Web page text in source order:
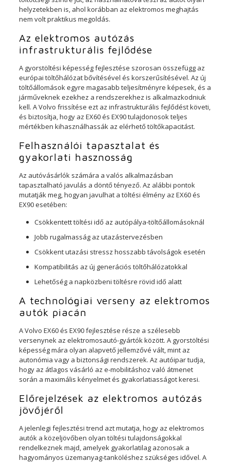
helyzetekben is, ahol korábban az elektromos meghajtás
nem volt praktikus megoldás.
Az elektromos autózás
infrastrukturális fejlődése
A gyorstöltési képesség fejlesztése szorosan összefügg az
európai töltőhálózat bővítésével és korszerűsítésével. Az új
töltőállomások egyre magasabb teljesítményre képesek, és a
járműveknek ezekhez a rendszerekhez is alkalmazkodniuk
kell. A Volvo frissítése ezt az infrastrukturális fejlődést követi,
és biztosítja, hogy az EX60 és EX90 tulajdonosok teljes
mértékben kihasználhassák az elérhető töltőkapacitást.
Felhasználói tapasztalat és
gyakorlati hasznosság
Az autóvásárlók számára a valós alkalmazásban
tapasztalható javulás a döntő tényező. Az alábbi pontok
mutatják meg, hogyan javulhat a töltési élmény az EX60 és
EX90 esetében:
Csökkentett töltési idő az autópálya-töltőállomásoknál
Jobb rugalmasság az utazástervezésben
Csökkent utazási stressz hosszabb távolságok esetén
Kompatibilitás az új generációs töltőhálózatokkal
Lehetőség a napközbeni töltésre rövid idő alatt
A technológiai verseny az elektromos
autók piacán
A Volvo EX60 és EX90 fejlesztése része a szélesebb
versenynek az elektromosautó-gyártók között. A gyorstöltési
képesség mára olyan alapvető jellemzővé vált, mint az
autonómia vagy a biztonsági rendszerek. Az autóipar tudja,
hogy az átlagos vásárló az e-mobilitáshoz való átmenet
során a maximális kényelmet és gyakorlatiasságot keresi.
Előrejelzések az elektromos autózás
jövőjéről
A jelenlegi fejlesztési trend azt mutatja, hogy az elektromos
autók a közeljövőben olyan töltési tulajdonságokkal
rendelkeznek majd, amelyek gyakorlatilag azonosak a
hagyományos üzemanyag-tanköléshez szükséges idővel. A